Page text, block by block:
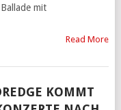
mit
Read More
KOMMT